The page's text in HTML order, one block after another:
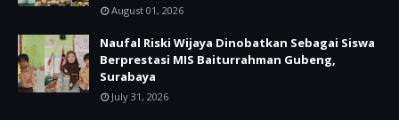
August 01, 2026
Naufal Riski Wijaya Dinobatkan Sebagai Siswa
Berprestasi MIS Baiturrahman Gubeng,
Surabaya
July 31, 2026